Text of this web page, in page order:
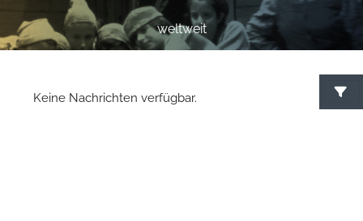
weltweit
Keine Nachrichten verfügbar.